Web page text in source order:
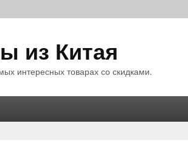
из Китая
интересных товарах со скидками.